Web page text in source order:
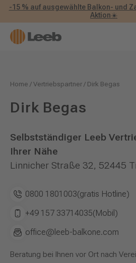
-15 % auf ausgewählte Balkon- und
Aktion☀️
Home /Vertriebspartner/ Dirk Begas
Dirk Begas
Selbstständiger Leeb
Ihrer Nähe
Linnicher Straße 32, 52445
0800 1801003(gratis Hotline)
+49 157 33714035(Mobil)
office@leeb-balkone.com
Beratung bei Ihnen vor Ort nach